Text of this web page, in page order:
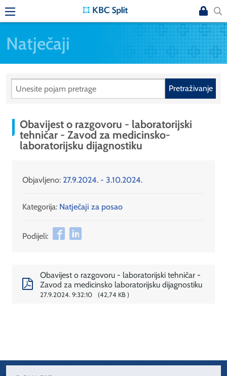
Natječaji
Pretraživanje
Obavijest o razgovoru - laboratorijski
tehničar - Zavod za medicinsko-
laboratorijsku dijagnostiku
Objavljeno: 27.9.2024. - 3.10.2024.
Kategorija: Natječaji za posao
Podijeli:
Obavijest o razgovoru - laboratorijski tehničar -
Zavod za medicinsko laboratorijsku dijagnostiku
27.9.2024. 9:32:10 42,74 KB